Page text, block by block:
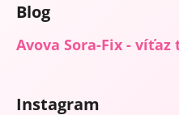
Blog
Avova Sora-Fix - víťaz
Instagram